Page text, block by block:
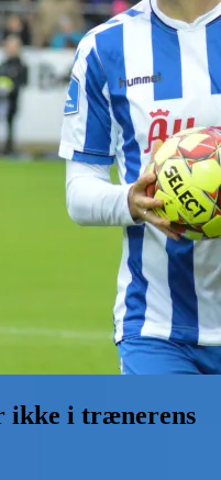
ikke i trænerens